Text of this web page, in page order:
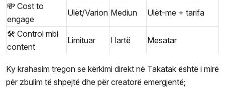
💸 Cost to
engage
Ulët/Varion Mediun Ulët-me + tarifa
🛠️ Control mbi
content
Limituar I lartë Mesatar
Ky krahasim tregon se kërkimi direkt në Takatak është i mirë
për zbulim të shpejtë dhe për creatorë emergjentë;